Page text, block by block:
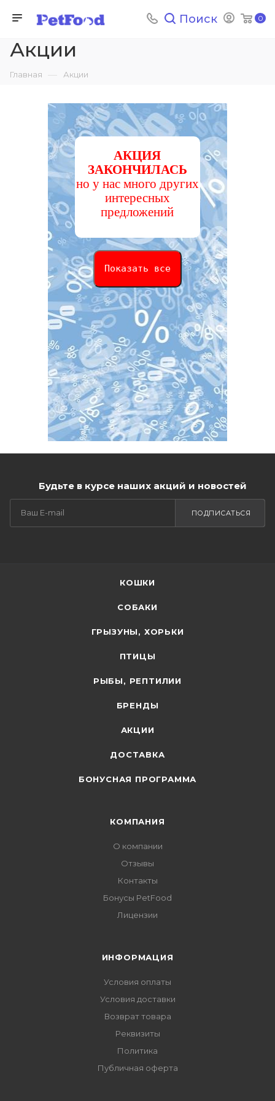
0
Поиск
Акции
Главная — Акции
АКЦИЯ
ЗАКОНЧИЛАСЬ
но у нас много других
интересных
предложений
Показать все
Будьте в курсе наших акций и новостей
ПОДПИСАТЬСЯ
КОШКИ
СОБАКИ
ГРЫЗУНЫ, ХОРЬКИ
ПТИЦЫ
РЫБЫ, РЕПТИЛИИ
БРЕНДЫ
АКЦИИ
ДОСТАВКА
БОНУСНАЯ ПРОГРАММА
КОМПАНИЯ
О компании
Отзывы
Контакты
Бонусы PetFood
Лицензии
ИНФОРМАЦИЯ
Условия оплаты
Условия доставки
Возврат товара
Реквизиты
Политика
Публичная оферта